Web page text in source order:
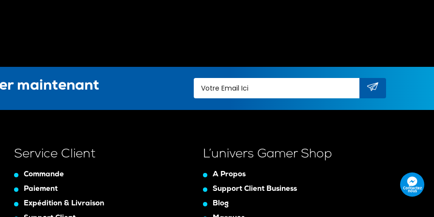
maintenant
Service Client
Commande
Paiement
Expédition & Livraison
L’univers Gamer Shop
A Propos
Support Client Business
Blog
Contactez
nous